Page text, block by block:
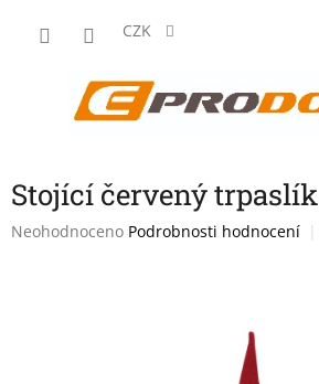
CZK
Stojící červený trpaslík
Průměrné
Neohodnoceno Podrobnosti hodnocení